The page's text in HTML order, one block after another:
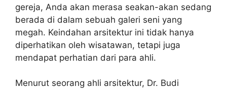
gereja, Anda akan merasa seakan-akan sedang
berada di dalam sebuah galeri seni yang
megah. Keindahan arsitektur ini tidak hanya
diperhatikan oleh wisatawan, tetapi juga
mendapat perhatian dari para ahli.
Menurut seorang ahli arsitektur, Dr. Budi